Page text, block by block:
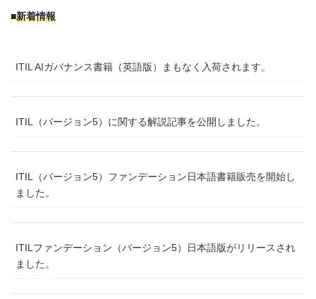
■新着情報
ITIL AIガバナンス書籍（英語版）まもなく入荷されます。
ITIL（バージョン5）に関する解説記事を公開しました。
ITIL（バージョン5）ファンデーション日本語書籍販売を開始し
ました。
ITILファンデーション（バージョン5）日本語版がリリースされ
ました。